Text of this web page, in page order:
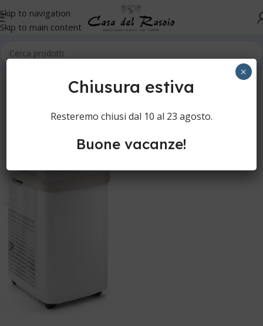
Skip to navigation
Skip to main content
Chiusura estiva
Resteremo chiusi dal 10 al 23 agosto.
Buone vacanze!
×